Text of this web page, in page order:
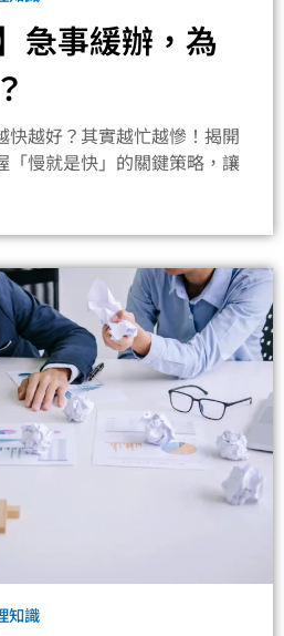
急事緩辦，為
快越好？其實越忙越慘！揭開
「慢就是快」的關鍵策略，讓
知識